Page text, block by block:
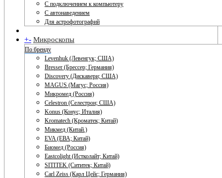
С подключением к компьютеру
С автонаведением
Для астрофотографий
+- Микроскопы
По бренду
Levenhuk (Левенгук; США)
Bresser (Брессер; Германия)
Discovery (Дискавери; США)
MAGUS (Магус; Россия)
Микромед (Россия)
Celestron (Селестрон; США)
Konus (Конус; Италия)
Kromatech (Кроматек; Китай)
Микмед (Китай.)
EVA (ЕВА; Китай)
Биомед (Россия)
Eastcolight (Истколайт; Китай)
SITITEK (Сититек; Китай)
Carl Zeiss (Карл Цейс; Германия)